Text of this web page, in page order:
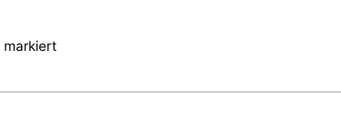
markiert